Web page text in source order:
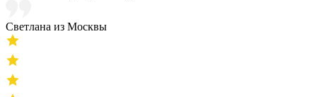
Светлана из Москвы